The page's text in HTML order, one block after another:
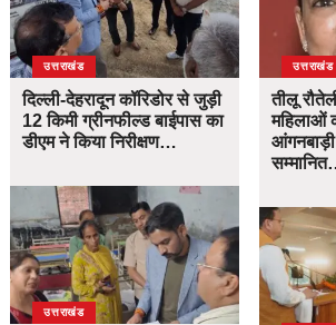
उत्तराखंड
दिल्ली-देहरादून कॉरिडोर से जुड़ी
12 किमी ग्रीनफील्ड बाईपास का
डीएम ने किया निरीक्षण…
उत्तराखंड
उत्तराखंड
तीलू
महिलाओं
आंगनबाड़ी